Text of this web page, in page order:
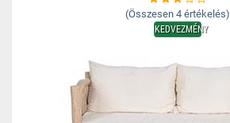
(Összesen 4 értékelés)
KEDVEZMÉNY